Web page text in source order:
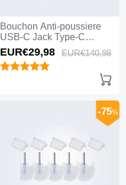
Bouchon Anti-poussiere
USB-C Jack Type-C
Universel 10PCS H01 pour
Apple iPhone 15 Plus Noir
EUR€29,98 EUR€140,98
-75%